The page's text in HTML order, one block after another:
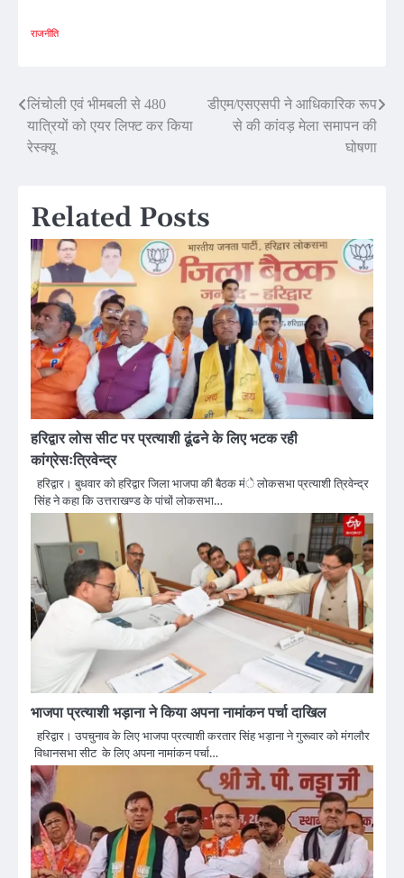
राजनीति
Post
navigation
लिंचोली एवं भीमबली से 480
यात्रियों को एयर लिफ्ट कर किया
रेस्क्यू
डीएम/एसएसपी ने आधिकारिक रूप
से की कांवड़ मेला समापन की
घोषणा
Related Posts
हरिद्वार लोस सीट पर प्रत्याशी ढूंढने के लिए भटक रही
कांग्रेसःत्रिवेन्द्र
हरिद्वार। बुधवार को हरिद्वार जिला भाजपा की बैठक मंे लोकसभा प्रत्याशी त्रिवेन्द्र
सिंह ने कहा कि उत्तराखण्ड के पांचों लोकसभा…
भाजपा प्रत्याशी भड़ाना ने किया अपना नामांकन पर्चा दाखिल
हरिद्वार। उपचुनाव के लिए भाजपा प्रत्याशी करतार सिंह भड़ाना ने गुरूवार को मंगलौर
विधानसभा सीट के लिए अपना नामांकन पर्चा…